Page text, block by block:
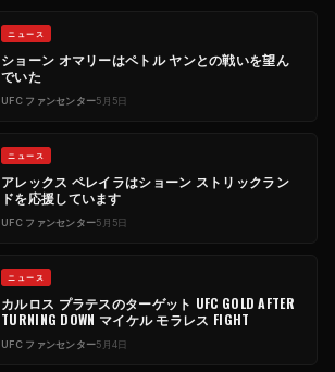
ニュース
ショーン オマリーはペトル ヤンとの戦いを望ん
でいた
UFCファンセンター5月5日
ニュース
アレックス ペレイラはショーン ストリックラン
ドを応援しています
UFCファンセンター5月5日
ニュース
カルロス プラテスのターゲット UFC GOLD AFTER
TURNING DOWN マイケル モラレス FIGHT
UFCファンセンター5月4日